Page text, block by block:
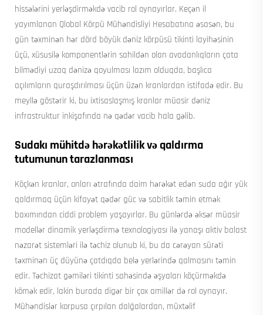
hissələrini yerləşdirməkdə vacib rol oynayırlar. Keçən il
yayımlanan Qlobal Körpü Mühəndisliyi Hesabatına əsasən, bu
gün təxminən hər dörd böyük dəniz körpüsü tikinti layihəsinin
üçü, xüsusilə komponentlərin sahildən olan avadanlıqların çata
bilmədiyi uzaq dənizə qoyulması lazım olduqda, başlıca
açılımların quraşdırılması üçün üzən kranlardan istifadə edir. Bu
meyllə göstərir ki, bu ixtisaslaşmış kranlar müasir dəniz
infrastruktur inkişafında nə qədər vacib hala gəlib.
Sudakı mühitdə hərəkətlilik və qaldırma
tutumunun tarazlanması
Köçkən kranlar, onları ətrafında daim hərəkət edən suda ağır yük
qaldırmaq üçün kifayət qədər güc və sabitlik təmin etmək
baxımından ciddi problem yaşayırlar. Bu günlərdə əksər müasir
modellər dinamik yerləşdirmə texnologiyası ilə yanaşı aktiv balast
nəzarət sistemləri ilə təchiz olunub ki, bu da cərəyan sürəti
təxminən üç düyünə çatdıqda belə yerlərində qalmasını təmin
edir. Təchizat gəmiləri tikinti sahəsində əşyaları köçürməkdə
kömək edir, lakin burada digər bir çox amillər də rol oynayır.
Mühəndislər korpusa çırpılan dalğalardan, müxtəlif